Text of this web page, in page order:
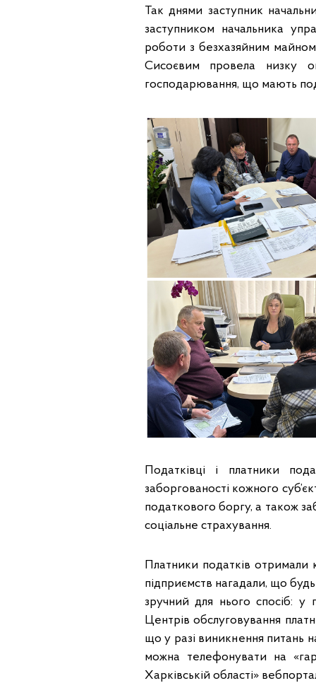
Так днями заступник
заступником начальника
роботи з безхазяйним
Сисоєвим провела низку
господарювання, що мають
Податківці і платники
заборгованості кожного
податкового боргу, а також
соціальне страхування.
Платники податків отримали
підприємств нагадали, що
зручний для нього спосіб: у
Центрів обслуговування
що у разі виникнення питань
можна телефонувати на
Харківській області»